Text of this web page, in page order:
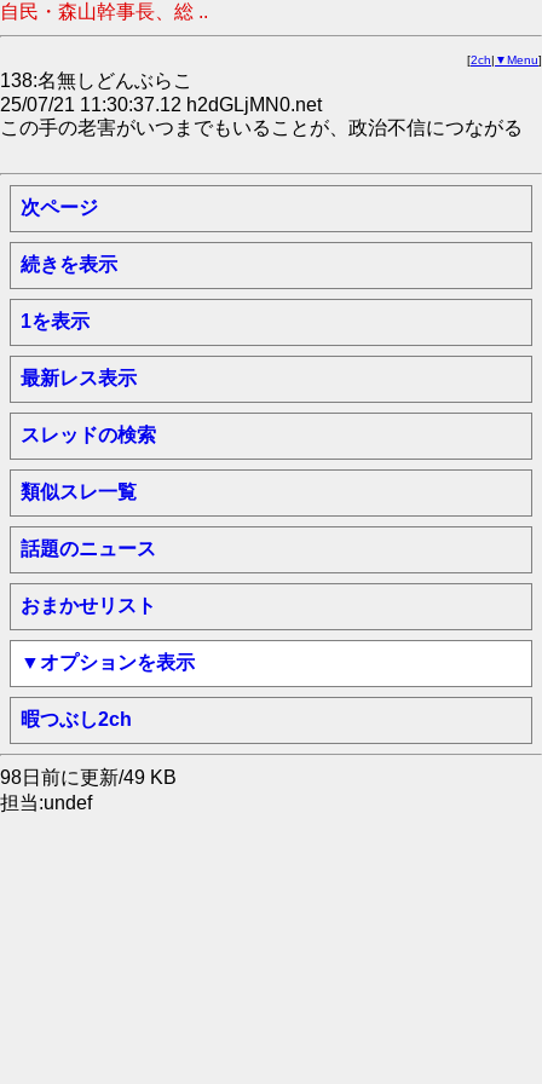
自民・森山幹事長、総 ..
[2ch| ▼Menu]
138:名無しどんぶらこ
25/07/21 11:30:37.12 h2dGLjMN0.net
この手の老害がいつまでもいることが、政治不信につながる
次ページ
続きを表示
1を表示
最新レス表示
スレッドの検索
類似スレ一覧
話題のニュース
おまかせリスト
▼オプションを表示
暇つぶし2ch
98日前に更新/49 KB
担当:undef